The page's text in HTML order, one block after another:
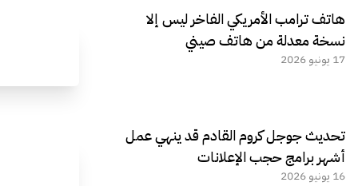
هاتف ترامب الأمريكي الفاخر ليس إلا
نسخة معدلة من هاتف صيني
17 يونيو 2026
تحديث جوجل كروم القادم قد ينهي عمل
أشهر برامج حجب الإعلانات
16 يونيو 2026